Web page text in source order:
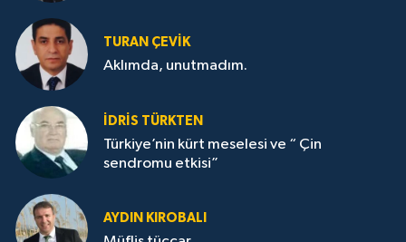
TURAN ÇEVİK
Aklımda, unutmadım.
İDRİS TÜRKTEN
Türkiye’nin kürt meselesi ve “ Çin
sendromu etkisi”
AYDIN KIROBALI